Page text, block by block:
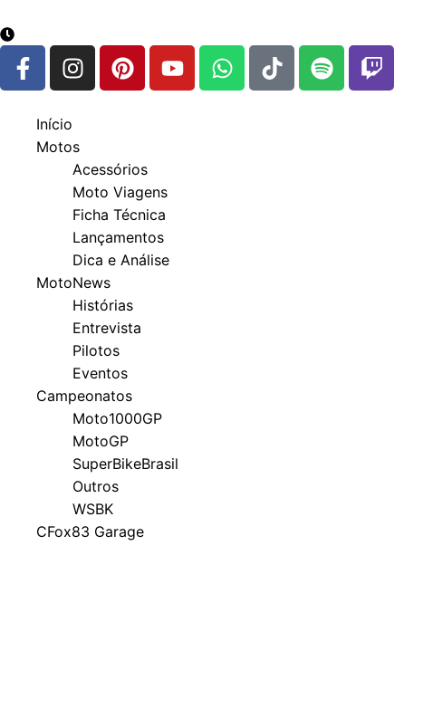
Início
Motos
Acessórios
Moto Viagens
Ficha Técnica
Lançamentos
Dica e Análise
MotoNews
Histórias
Entrevista
Pilotos
Eventos
Campeonatos
Moto1000GP
MotoGP
SuperBikeBrasil
Outros
WSBK
CFox83 Garage